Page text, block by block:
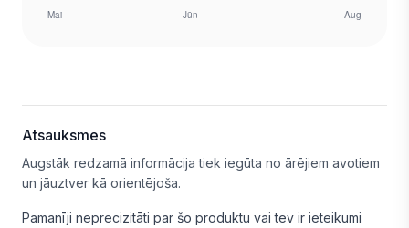
Atsauksmes
Augstāk redzamā informācija tiek iegūta no ārējiem avotiem
un jāuztver kā orientējoša.
Pamanīji neprecizitāti par šo produktu vai tev ir ieteikumi